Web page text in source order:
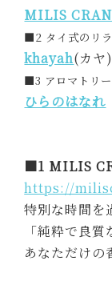
MILIS
■2 タイ式のリ
khayah(カヤ)
■3 アロマトリ
ひらのはなれ
■1 MILIS
https://
特別な時間を
「純粋で良
あなただけの